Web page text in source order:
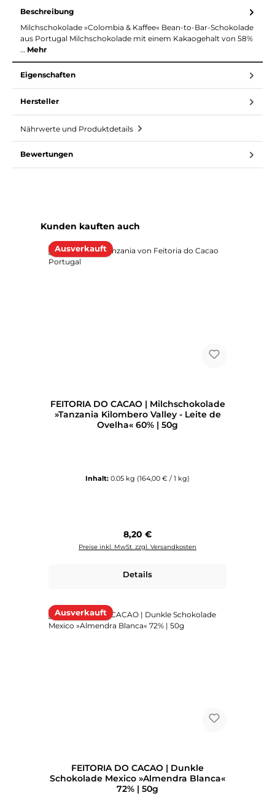
Beschreibung
Milchschokolade »Colombia & Kaffee« Bean-to-Bar-Schokolade
aus Portugal Milchschokolade mit einem Kakaogehalt von 58%
… Mehr
Eigenschaften
Hersteller
Nährwerte und Produktdetails
Bewertungen
Produktgalerie überspringen
Kunden kauften auch
Ausverkauft
FEITORIA DO CACAO | Milchschokolade
»Tanzania Kilombero Valley - Leite de
Ovelha« 60% | 50g
Inhalt: 0.05 kg (164,00 € / 1 kg)
Regulärer Preis:
8,20 €
Preise inkl. MwSt. zzgl. Versandkosten
Details
Ausverkauft
FEITORIA DO CACAO | Dunkle
Schokolade Mexico »Almendra Blanca«
72% | 50g